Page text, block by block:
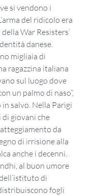
si vendono i
del ridicolo era
War Resisters’
danese.
migliaia di
ragazzina italiana
sul luogo dove
un palmo di naso”,
salvo. Nella Parigi
di giovani che
da
di irrisione alla
anche i decenni.
al buon umore
di
fogli